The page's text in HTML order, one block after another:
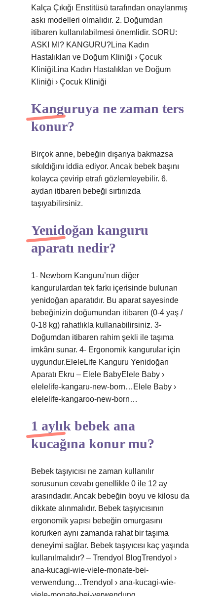
Kalça Çıkığı Enstitüsü tarafından onaylanmış
askı modelleri olmalıdır. 2. Doğumdan
itibaren kullanılabilmesi önemlidir. SORU:
ASKI MI? KANGURU?Lina Kadın
Hastalıkları ve Doğum Kliniği › Çocuk
KliniğiLina Kadın Hastalıkları ve Doğum
Kliniği › Çocuk Kliniği
Kanguruya ne zaman ters
konur?
Birçok anne, bebeğin dışarıya bakmazsa
sıkıldığını iddia ediyor. Ancak bebek başını
kolayca çevirip etrafı gözlemleyebilir. 6.
aydan itibaren bebeği sırtınızda
taşıyabilirsiniz.
Yenidoğan kanguru
aparatı nedir?
1- Newborn Kanguru’nun diğer
kangurulardan tek farkı içerisinde bulunan
yenidoğan aparatıdır. Bu aparat sayesinde
bebeğinizin doğumundan itibaren (0-4 yaş /
0-18 kg) rahatlıkla kullanabilirsiniz. 3-
Doğumdan itibaren rahim şekli ile taşıma
imkânı sunar. 4- Ergonomik kangurular için
uygundur.EleleLife Kanguru Yenidoğan
Aparatı Ekru – Elele BabyElele Baby ›
elelelife-kangaru-new-born…Elele Baby ›
elelelife-kangaroo-new-born…
1 aylık bebek ana
kucağına konur mu?
Bebek taşıyıcısı ne zaman kullanılır
sorusunun cevabı genellikle 0 ile 12 ay
arasındadır. Ancak bebeğin boyu ve kilosu da
dikkate alınmalıdır. Bebek taşıyıcısının
ergonomik yapısı bebeğin omurgasını
korurken aynı zamanda rahat bir taşıma
deneyimi sağlar. Bebek taşıyıcısı kaç yaşında
kullanılmalıdır? – Trendyol BlogTrendyol ›
ana-kucagi-wie-viele-monate-bei-
verwendung…Trendyol › ana-kucagi-wie-